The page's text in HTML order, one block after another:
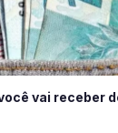
vai receber